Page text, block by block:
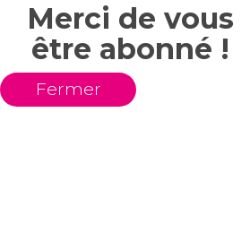
Merci de vous
être abonné !
Fermer